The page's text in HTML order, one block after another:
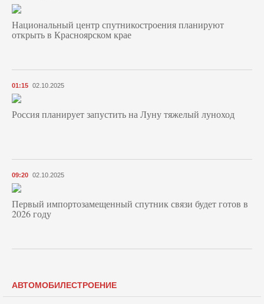
Национальный центр спутникостроения планируют
открыть в Красноярском крае
01:15 02.10.2025
Россия планирует запустить на Луну тяжелый луноход
09:20 02.10.2025
Первый импортозамещенный спутник связи будет готов в
2026 году
АВТОМОБИЛЕСТРОЕНИЕ